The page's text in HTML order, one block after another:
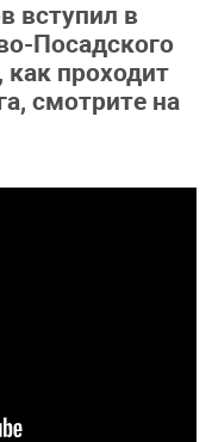
вступил в
Посадского
как проходит
смотрите на